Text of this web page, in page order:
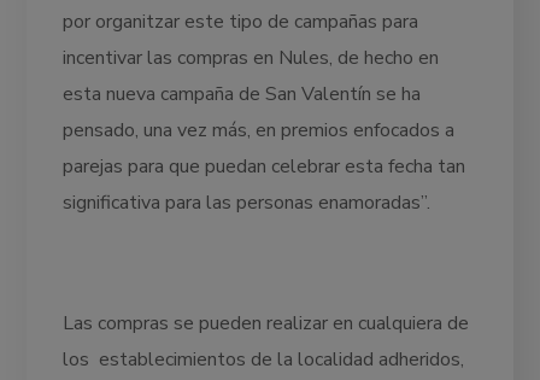
por organitzar este tipo de campañas para
incentivar las compras en Nules, de hecho en
esta nueva campaña de San Valentín se ha
pensado, una vez más, en premios enfocados a
parejas para que puedan celebrar esta fecha tan
significativa para las personas enamoradas”.
Las compras se pueden realizar en cualquiera de
los establecimientos de la localidad adheridos,